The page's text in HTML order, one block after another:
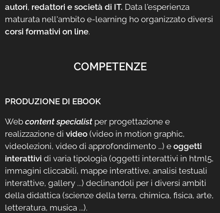
autori, redattori e società di IT. Data l'esperienza
maturata nell'ambito e-learning ho organizzato diversi
corsi formativi on line.
COMPETENZE
PRODUZIONE DI EBOOK
Web content specialist per progettazione e
realizzazione di video (video in motion graphic,
videolezioni, video di approfondimento …) e oggetti
interattivi di varia tipologia (oggetti interattivi in html5,
immagini cliccabili, mappe interattive, analisi testuali
interattive, gallery ...) declinandoli per i diversi ambiti
della didattica (scienze della terra, chimica, fisica, arte,
letteratura, musica ...).